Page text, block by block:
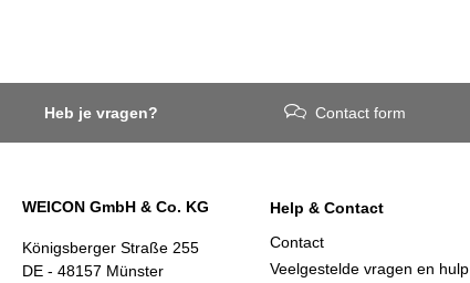
Heb je vragen? Contact form
WEICON GmbH & Co. KG
Königsberger Straße 255
DE - 48157 Münster
Help & Contact
Contact
Veelgestelde vragen en hulp